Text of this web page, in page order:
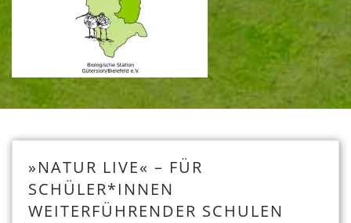
»NATUR LIVE« – FÜR
SCHÜLER*INNEN
WEITERFÜHRENDER SCHULEN